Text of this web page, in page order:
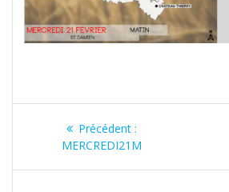
Navigation
Précédent :Article
précédent
MERCREDI21M